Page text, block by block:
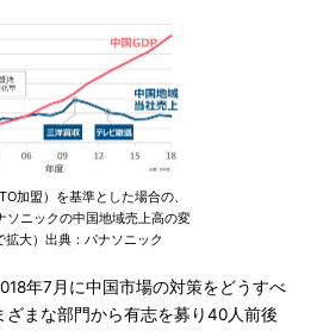
加盟）を基準とした場合の、
ソニックの中国地域売上高の変
拡大）出典：パナソニック
年7月に中国市場の対策をどうすべ
ざまな部門から有志を募り40人前後